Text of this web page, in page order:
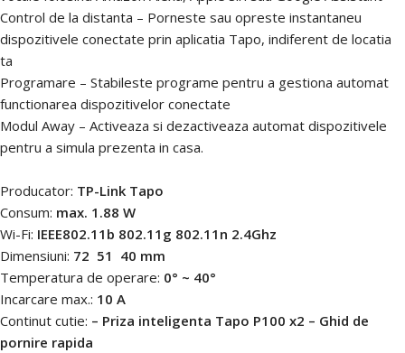
Control de la distanta – Porneste sau opreste instantaneu
dispozitivele conectate prin aplicatia Tapo, indiferent de locatia
ta
Programare – Stabileste programe pentru a gestiona automat
functionarea dispozitivelor conectate
Modul Away – Activeaza si dezactiveaza automat dispozitivele
pentru a simula prezenta in casa.
Producator: TP-Link Tapo
Consum: max. 1.88 W
Wi-Fi: IEEE802.11b 802.11g 802.11n 2.4Ghz
Dimensiuni: 72  51  40 mm
Temperatura de operare: 0° ~ 40°
Incarcare max.: 10 A
Continut cutie: – Priza inteligenta Tapo P100 x2 – Ghid de
pornire rapida